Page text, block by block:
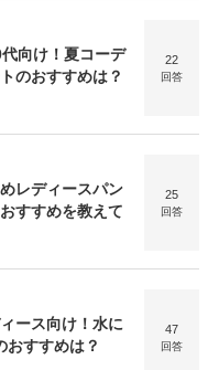
向け！夏コーデ
のおすすめは？
22
回答
レディースパン
すすめを教えて
25
回答
ース向け！水に
おすすめは？
47
回答